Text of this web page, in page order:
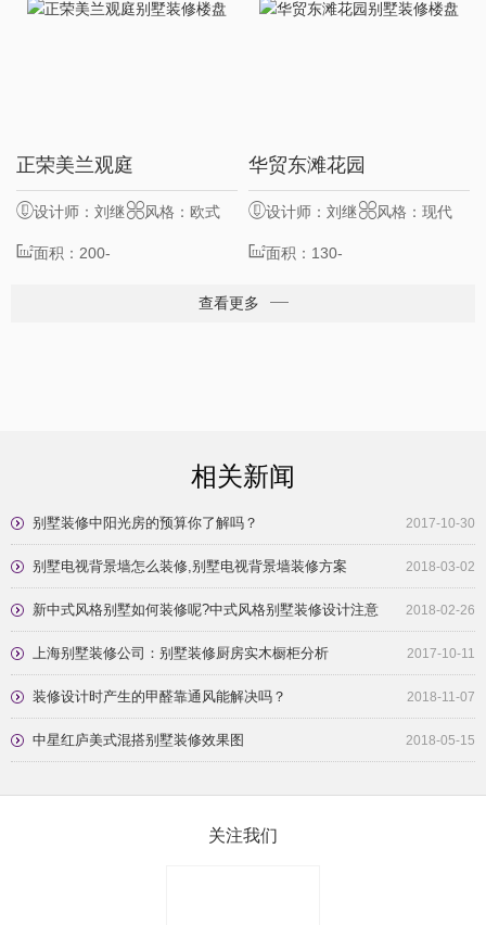
服务客户
正荣美兰观庭
设计师：刘继
业
风格：欧式
面积：200-
服务客户
华贸东滩花园
设计师：刘继
业
风格：现代
面积：130-
400㎡
查看更多
相关新闻
别墅装修中阳光房的预算你了解吗？ 2017-10-30
别墅电视背景墙怎么装修,别墅电视背景墙装修方案 2018-03-02
新中式风格别墅如何装修呢?中式风格别墅装修设计注意
事项?
2018-02-26
上海别墅装修公司：别墅装修厨房实木橱柜分析 2017-10-11
装修设计时产生的甲醛靠通风能解决吗？ 2018-11-07
中星红庐美式混搭别墅装修效果图 2018-05-15
关注我们